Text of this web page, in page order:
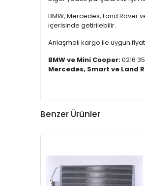
BMW, Mercedes, Land Rover
içerisinde getirilebilir.
Anlaşmalı kargo ile uygun
BMW ve Mini Cooper:0216
Mercedes, Smart ve Land
Benzer Ürünler